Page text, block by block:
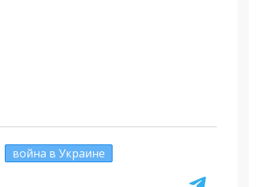
война в Украине